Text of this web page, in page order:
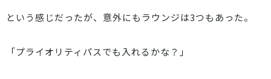
という感じだったが、意外にもラウンジは3つもあった。
「プライオリティパスでも入れるかな？」